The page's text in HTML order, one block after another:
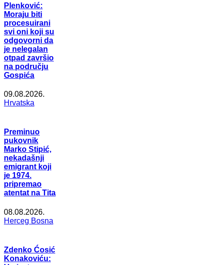
Plenković:
Moraju biti
procesuirani
svi oni koji su
odgovorni da
je nelegalan
otpad završio
na području
Gospića
09.08.2026.
Hrvatska
Preminuo
pukovnik
Marko Stipić,
nekadašnji
emigrant koji
je 1974.
pripremao
atentat na Tita
08.08.2026.
Herceg Bosna
Zdenko Ćosić
Konakoviću: